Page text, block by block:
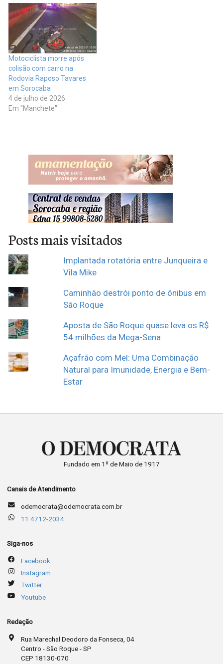
Motociclista morre após
colisão com carro na
Rodovia Raposo Tavares
em Sorocaba
4 de julho de 2026
Em "Manchete"
Posts mais visitados
Implantada rotatória entre Junqueira e
Vila Mike
Caminhão destrói ponto de ônibus em
São Roque
Aposta de São Roque quase leva os R$
54 milhões da Mega-Sena
Açafrão com Mel: Uma Combinação
Natural para Imunidade, Energia e Bem-
Estar
Fundado em 1º de Maio de 1917
Canais de Atendimento
odemocrata@odemocrata.com.br
11 4712-2034
Siga-nos
Facebook
Instagram
Twitter
Youtube
Redação
Rua Marechal Deodoro da Fonseca, 04
Centro - São Roque - SP
CEP 18130-070